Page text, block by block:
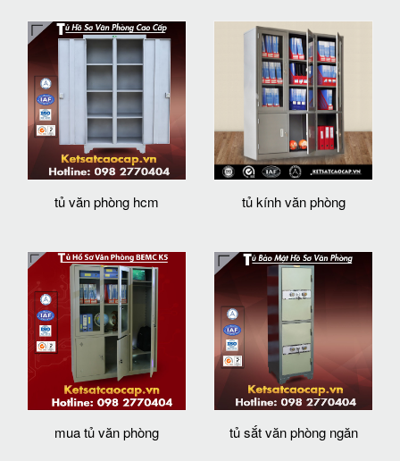
tủ văn phòng hcm tủ kính văn phòng
mua tủ văn phòng tủ sắt văn phòng ngăn